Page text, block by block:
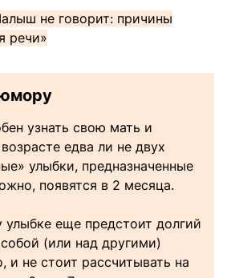
не говорит: причины
речи»
узнать свою мать и
едва ли не двух
улыбки, предназначенные
появятся в 2 месяца.
еще предстоит долгий
(или над другими)
и не стоит рассчитывать на